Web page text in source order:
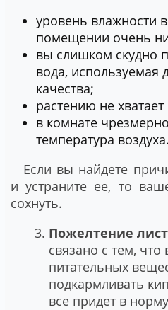
уровень влажности
помещении очень
вы слишком скудно
вода, используемая
качества;
растению не хватает
в комнате
температура воздуха.
Если вы найдете
и устраните ее, то
сохнуть.
Пожелтение
связано с тем, что
питательных
подкармливать
все придет в